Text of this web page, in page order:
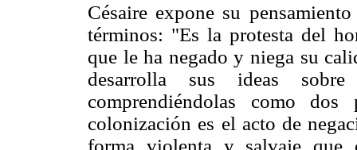
Césaire expone su
términos: "Es la protesta del
que le ha negado y niega su
desarrolla sus ideas
comprendiéndolas como dos
colonización es el acto de
forma violenta y salvaje que